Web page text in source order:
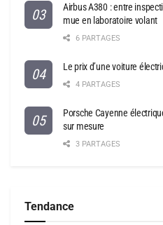
Airbus A380 : entre
mue en laboratoire volant
6 PARTAGES
Le prix d’une voiture
4 PARTAGES
Porsche Cayenne
sur mesure
3 PARTAGES
Tendance